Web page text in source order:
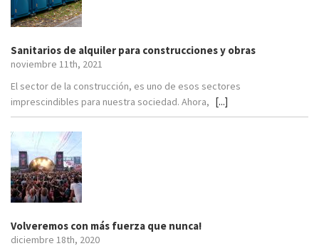
Sanitarios de alquiler para construcciones y obras
noviembre 11th, 2021
El sector de la construcción, es uno de esos sectores
imprescindibles para nuestra sociedad. Ahora, [...]
Volveremos con más fuerza que nunca!
diciembre 18th, 2020